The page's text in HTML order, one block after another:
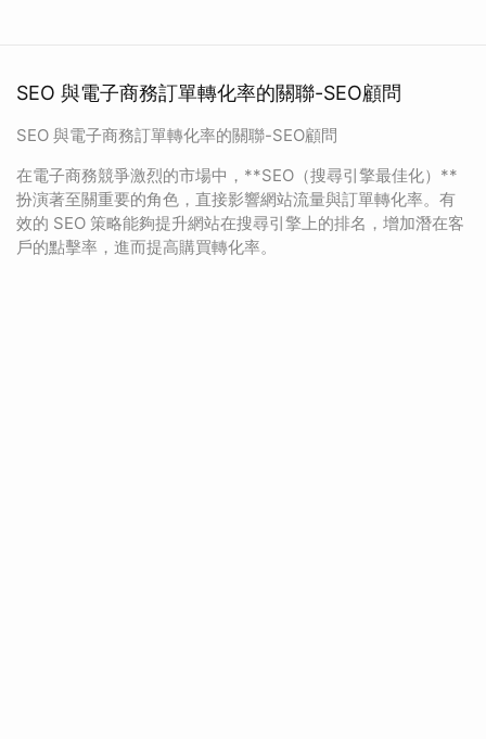
SEO 與電子商務訂單轉化率的關聯-SEO顧問
SEO 與電子商務訂單轉化率的關聯-SEO顧問
在電子商務競爭激烈的市場中，**SEO（搜尋引擎最佳化）**
扮演著至關重要的角色，直接影響網站流量與訂單轉化率。有
效的 SEO 策略能夠提升網站在搜尋引擎上的排名，增加潛在客
戶的點擊率，進而提高購買轉化率。